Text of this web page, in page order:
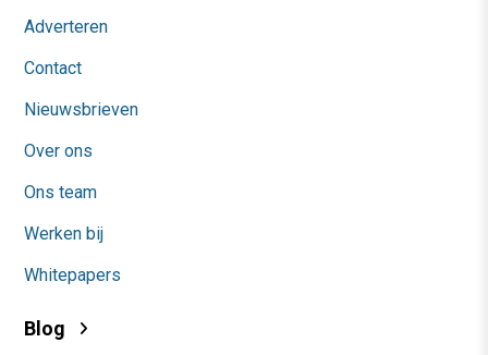
Adverteren
Contact
Nieuwsbrieven
Over ons
Ons team
Werken bij
Whitepapers
Blog